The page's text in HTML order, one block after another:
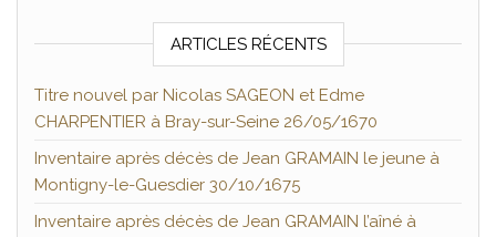
ARTICLES RÉCENTS
Titre nouvel par Nicolas SAGEON et Edme
CHARPENTIER à Bray-sur-Seine 26/05/1670
Inventaire après décès de Jean GRAMAIN le jeune à
Montigny-le-Guesdier 30/10/1675
Inventaire après décès de Jean GRAMAIN l’aîné à